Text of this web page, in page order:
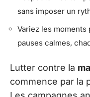
sans imposer un
Variez les moments
pauses calmes,
Lutter contre la
commence par la